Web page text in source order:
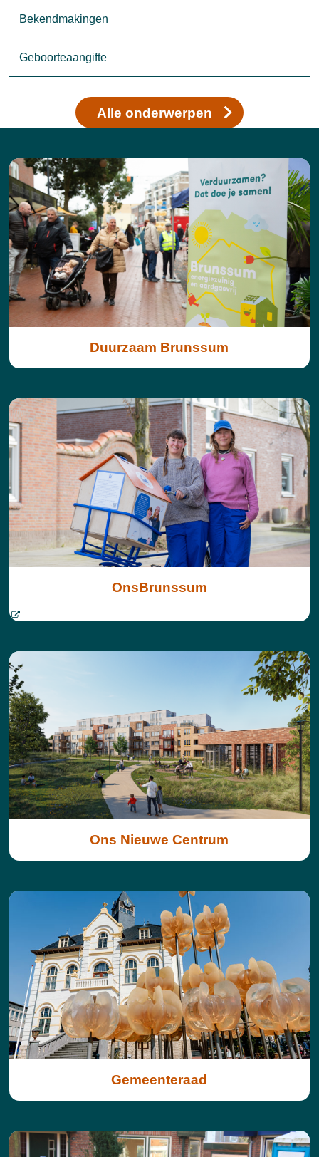
Bekendmakingen
Geboorteaangifte
Alle onderwerpen
Duurzaam Brunssum
OnsBrunssum
Ons Nieuwe Centrum
Gemeenteraad